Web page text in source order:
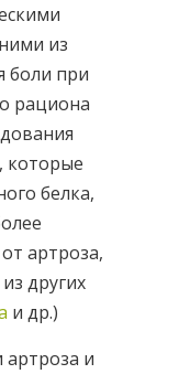
из
боли при
рациона
которые
белка,
артроза,
других
и др.)
артроза и